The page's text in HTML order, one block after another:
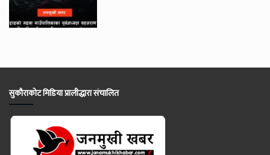
सुकौराकोट मिडिया प्रालीद्धारा संचालित